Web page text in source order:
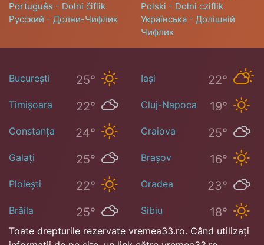
Português - Dolni čiflik
Polski - Dołni cziflik
Русский - Долни-Чифлик
Українська - Долішній
Чифлик
București 25° Iași 22°
Timișoara 22° Cluj-Napoca 19°
Constanța 24° Craiova 25°
Galați 25° Brașov 16°
Ploiești 22° Oradea 23°
Brăila 25° Sibiu 18°
Toate drepturile rezervate vremea33.ro. Când utilizați